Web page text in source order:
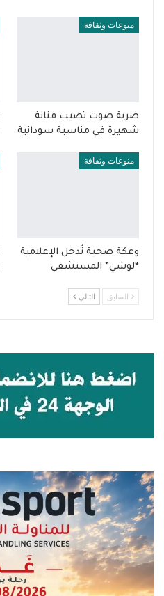
منوعات وثقافة
ضربة صوت تصيب فنانة
شهيرة في مناسبة سودانية
منوعات وثقافة
وعكة صحية تُدخل الإعلامية
“لوشي” المستشفى
السابق التالي